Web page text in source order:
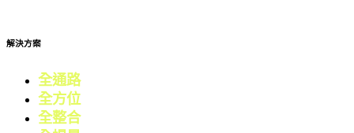
解決方案
全通路電商
全方位
全整合行銷